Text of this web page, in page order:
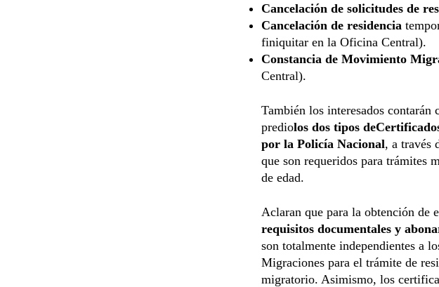
Cancelación de solicitudes de
Cancelación de residencia
finiquitar en la Oficina Central).
Constancia de Movimiento
Central).
También los interesados
prediolos dos tipos
por la Policía Nacional, a través
que son requeridos para trámites
de edad.
Aclaran que para la obtención de
requisitos documentales y
son totalmente independientes a
Migraciones para el trámite de
migratorio. Asimismo, los